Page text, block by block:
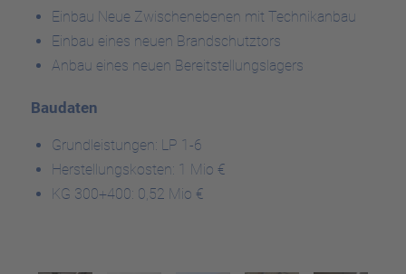
Einbau Neue Zwischenebenen mit Technikanbau
Einbau eines neuen Brandschutztors
Anbau eines neuen Bereitstellungslagers
Baudaten
Grundleistungen: LP 1-6
Herstellungskosten: 1 Mio €
KG 300+400: 0,52 Mio €